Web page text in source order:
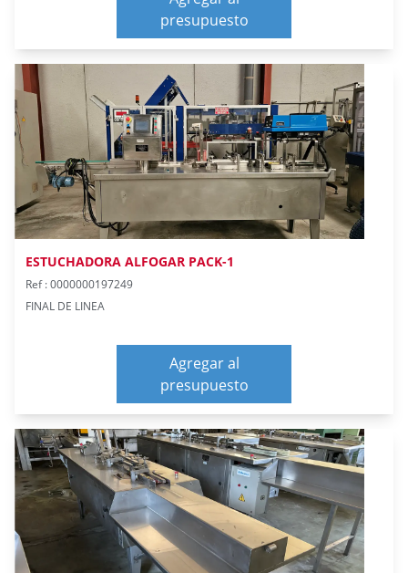
presupuesto
ESTUCHADORA ALFOGAR PACK-1
Ref : 0000000197249
FINAL DE LINEA
Agregar al
presupuesto